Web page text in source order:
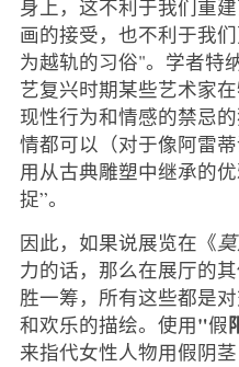
身上，这不利于我们重
画的接受，也不利于我
为越轨的习俗"。学者特
艺复兴时期某些艺术家
现性行为和情感的禁忌
情都可以（对于像阿雷
用从古典雕塑中继承的
捉”。
因此，如果说展览在《
力的话，那么在展厅的
胜一筹，所有这些都是
和欢乐的描绘。使用"假
来指代女性人物用假阴